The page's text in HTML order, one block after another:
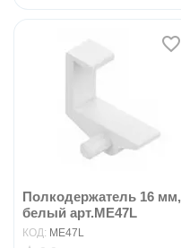
Полкодержатель 16 мм,
белый арт.ME47L
КОД: ME47L